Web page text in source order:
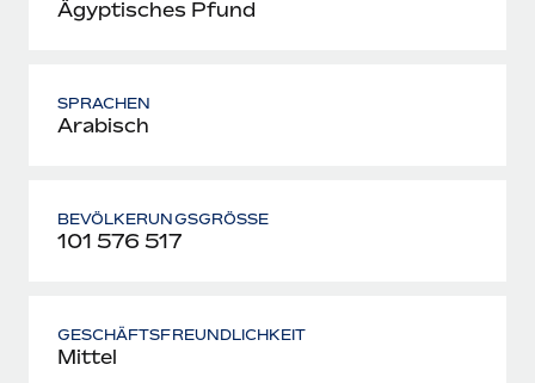
Ägyptisches Pfund
SPRACHEN
Arabisch
BEVÖLKERUNGSGRÖSSE
101 576 517
GESCHÄFTSFREUNDLICHKEIT
Mittel